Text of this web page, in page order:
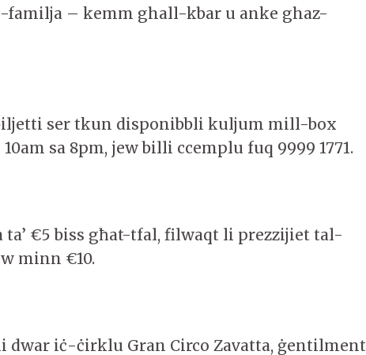
– kemm ghall-kbar u anke ghaz-
ser tkun disponibbli kuljum mill-box
sa 8pm, jew billi ccemplu fuq 9999 1771.
€5 biss għat-tfal, filwaqt li prezzijiet tal-
minn €10.
dwar iċ-ċirklu Gran Circo Zavatta, ġentilment